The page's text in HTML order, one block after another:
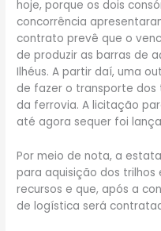
hoje, porque os dois
concorrência
contrato prevê que o
de produzir as barras de
Ilhéus. A partir daí, uma
de fazer o transporte dos
da ferrovia. A licitação
até agora sequer foi
Por meio de nota, a
para aquisição dos
recursos e que, após a
de logística será